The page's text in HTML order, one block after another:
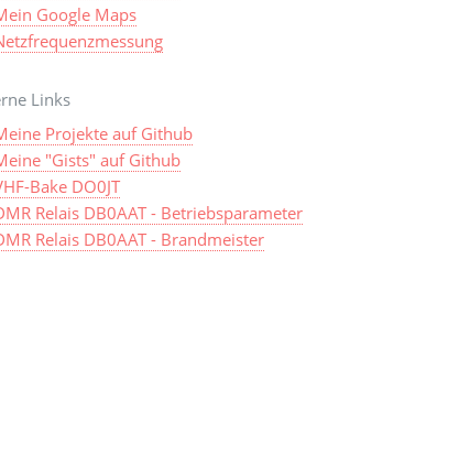
Google Maps
Links
Projekte auf Github
"Gists" auf Github
Bake DO0JT
Relais DB0AAT - Betriebsparameter
Relais DB0AAT - Brandmeister